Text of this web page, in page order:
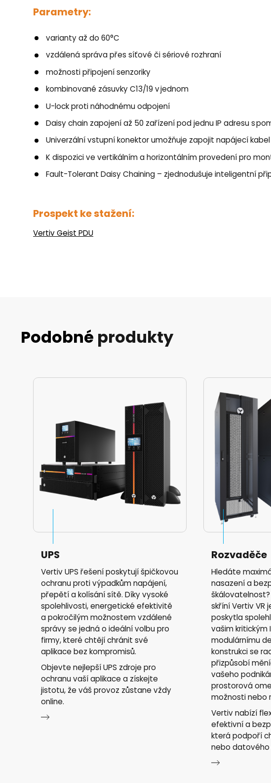
Parametry:
varianty až do 60°C
vzdálená správa přes síťové či sériové rozhraní
možnosti připojení senzoriky
kombinované zásuvky C13/19 v jednom
U-lock proti náhodnému odpojení
Daisy chain zapojení až 50 zařízení pod jednu IP adresu s
Univerzální vstupní konektor umožňuje zapojit napájecí
K dispozici ve vertikálním a horizontálním provedení pro
Fault-Tolerant Daisy Chaining – zjednodušuje inteligentní
Prospekt ke stažení:
Vertiv Geist PDU
Podobnéprodukty
UPS
Vertiv UPS řešení poskytují špičkovou
ochranu proti výpadkům napájení,
přepětí a kolísání sítě. Díky vysoké
spolehlivosti, energetické efektivitě
a pokročilým možnostem vzdálené
správy se jedná o ideální volbu pro
firmy, které chtějí chránit své
aplikace bez kompromisů.
Objevte nejlepší UPS zdroje pro
ochranu vaší aplikace a získejte
jistotu, že váš provoz zůstane vždy
online.
Rozvaděče
Hledáte
nasazení a
skříní Vertiv VR
poskytla
vašim kritickým
modulárnímu
konstrukci se
přizpůsobí
vašeho
prostorová
možnosti nebo
Vertiv nabízí
efektivní a
která podpoří
nebo